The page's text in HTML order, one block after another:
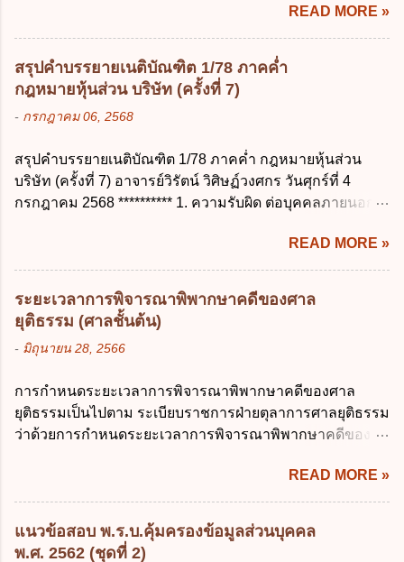
บัญญัติเงินคงคลัง พ.ศ. 2491 ง. ระเบียบ
กระทรวงการคลัง ว่าด้วยการเบิกเงินจากคลัง
การรับเงิน การจ่ายเงิน การเก็บรักษาเงิน และ
การนำเงินส่งคลัง พ.ศ. 2562 ข้อ 3 ส่วน
สำรองจ่ายได้แห่งละไม่เกินเท่าใร ก. 100,000
บาท ข. 50,000 บาท ค. 30,000 บาท ง. 10,000
บาท ข้อ 4 ดอกเบี้ยที่เกิดจากการนำเงินทดรอง
การประมวลผลข้อมูลส่วนบุคคล ข้อ 42 ผู้
ควบคุมข้อมูลส่วนบุคคลต้องแก้ไขข้อมูลส่วน
บุคคลตามหลักการข้อใด ก. ถูกต้อง เป็น
ปัจจุบัน ข. สมบูรณ์ ค. ไม่ก่อให้เกิดความ
เข้าใจผิด ง. ถูกทุกข้อ ข้อ 43 มาตรการทาง
กฎหมายคุ้มครองข้อมูลส่วนบุคคล ในกรณีผู้
ข้อมูลส่วนบุคคลให้ถูกต้อง ก. ร้องทุกข์ ข. ร้อง
เรียน ค. อุทธรณ์ ง. ฟ้องร้อง ข้อ 44 หลักการ
สำคัญของสิทธิในการลบข้อมูลส่วนบุคคล คือ
ลบข้อมูลส่วนบุคคล ข. ขอให้ทำลายข้อมูล
ส่วนบุคคล ค. ทำให้ข้อมูลส่วนบุคคลไม่
สามารถระบุถึงตนได้ ง. ถูกทุกข้อ ข้อ 45
เงื่อนไข ในการใช้สิทธิลบข้อมูลส่วนบุคคล ข้อ
ส่วนบุคคลที่ไม่สมบูรณ์ ค. เจ้าของข้อมูลส่วน
บุคคลถอนความยินยอมในการเก็บรวบรวม
ใช้หรือเปิดเผยข้อมูลส่วนบุคคล ง. ข้อมูลส่วน
READ MORE »
สรุปคำบรรยายเนติบัณฑิต 1/78 ภาคค่ำ
กฎหมายหุ้นส่วน บริษัท (ครั้งที่ 7)
- กรกฎาคม 06, 2568
สรุปคำบรรยายเนติบัณฑิต 1/78 ภาคค่ำ กฎหมายหุ้นส่วน
บริษัท (ครั้งที่ 7) อาจารย์วิรัตน์ วิศิษฏ์วงศกร วันศุกร์ที่ 4
กรกฎาคม 2568 ********** 1. ความรับผิด ต่อบุคคลภายนอก
คนใดคนหนึ่งได้จัดทำไปในทางที่เป็น ธรรมดาการค้าขาย
ของห้างหุ้นส่วน ม.1050 , 1025 โดยพิจารณาตามสภาพแห่ง
กิจการ การงานของห้าง และประเพณีทางการค้า -หุ้นส่วน
ต้องจัดการในนามของห้าง ไม่ว่าจะมีมูลเหตุจูงใจเพราะทุจริต
หรือมีอำนาจจัดการหรือไม่ก็ตาม จึงเป็นไปตามหลักกฎหมาย
ปิดปากหุ้นส่วนคนอื่น และหลักลูกหนี้ร่วมตามม.291 เพื่อ
เกิดมูลหนี้ใดก็ตาม รวมถึงมูลละเมิด 1.1) กรณีห้างหุ้นส่วน
สามัญจดทะเบียน เมื่อห้าง ผิดนัด ชำระหนี้ เจ้าหนี้ของห้างฯ
ชอบที่จะเรียกให้ชำระหนี้เอาแต่ผู้เป็นหุ้นส่วนคนใคคนหนึ่ง
ห้างยังมีพอที่จะชำระหนี้ได้ และการที่จะบังคับเอาแก่ห้างนั้น
ไม่เป็นการยาก ซึ่งแล้วแต่ศาลจะเห็นสมควร ม.1071 (ต่างกับ
กรณีค้ำประกัน ม.689 ศาลใช้ดุลพินิจไม่ได้) 1.2) กรณีห้างหุ้น
ส่วน...
READ MORE »
ระยะเวลาการพิจารณาพิพากษาคดีของศาล
ยุติธรรม (ศาลชั้นต้น)
- มิถุนายน 28, 2566
การกำหนดระยะเวลาการพิจารณาพิพากษาคดีของศาล
ยุติธรรมเป็นไปตาม ระเบียบราชการฝ่ายตุลาการศาลยุติธรรม
ว่าด้วยการกำหนดระยะเวลาการพิจารณาพิพากษาคดีของ
ไว้เป็นอย่างอื่น ซึ่งมีผลใช้บังคับตั้งแต่วันที่ 24 มกราคม 2566
เป็นต้นไป โดยในส่วนของศาลชั้นต้นมีสาระสำคัญ ดังนี้ เพื่อ
ประโยชน์ในการบริหารจัดการคดี ให้จำแนกลักษณะหรือ
ประเภทคดีออกเป็น 3 ประเภท ดังนี้ (1) คดีจัดการพิเศษ คือ
READ MORE »
แนวข้อสอบ พ.ร.บ.คุ้มครองข้อมูลส่วนบุคคล
พ.ศ. 2562 (ชุดที่ 2)